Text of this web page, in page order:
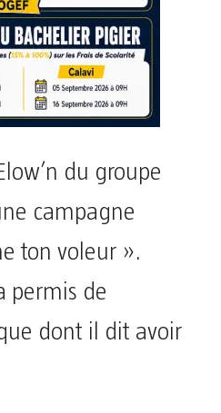
du groupe
campagne
ton voleur ».
permis de
dont il dit avoir